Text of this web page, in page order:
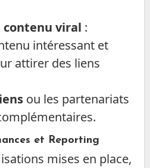
contenu viral :
intéressant et
attirer des liens
ou les partenariats
et Reporting
mises en place,